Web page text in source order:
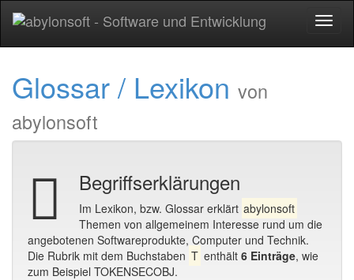
Glossar / Lexikon von
abylonsoft
Begriffserklärungen
Im Lexikon, bzw. Glossar erklärt abylonsoft
Themen von allgemeinem Interesse rund um die
angebotenen Softwareprodukte, Computer und Technik.
Die Rubrik mit dem Buchstaben T enthält 6 Einträge, wie
zum Beispiel TOKENSECOBJ.